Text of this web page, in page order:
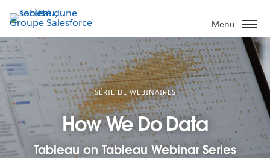
Aller
au
contenu
principal
Menu
SÉRIE DE WEBINAIRES
How We Do Data
Tableau on Tableau Webinar Series